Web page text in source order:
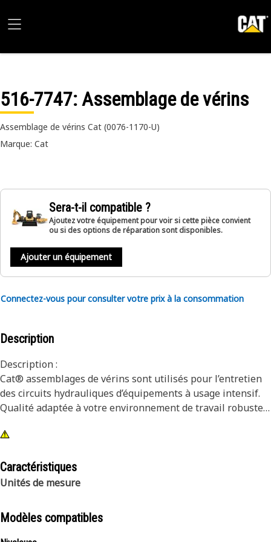
516-7747: Assemblage de vérins
Assemblage de vérins Cat (0076-1170-U)
Marque: Cat
Sera-t-il compatible ?
Ajoutez votre équipement pour voir si cette pièce convient
ou si des options de réparation sont disponibles.
Ajouter un équipement
Connectez-vous pour consulter votre prix à la consommation
Description
Description :
Cat® assemblages de vérins sont utilisés pour l’entretien
des circuits hydrauliques d’équipements à usage intensif.
Qualité adaptée à votre environnement de travail robuste.
Attributs :
• Course: 1169,2 mm (46,03 in)
• Pression en ordre de marche : 27560 kPa (3626 psi)
• Diamètre d'alésage: 76,2 mm (3,00 in)
• Taille du filet de l'orifice : 3/4-16
Caractéristiques
Unités de mesure
Modèles compatibles